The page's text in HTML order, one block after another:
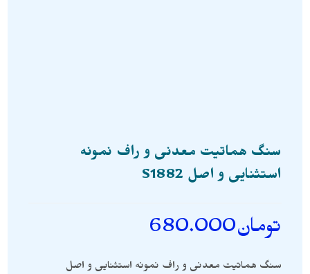
سنگ هماتیت معدنی و راف نمونه
استثنایی و اصل S1882
تومان680.000
سنگ هماتیت معدنی و راف نمونه استثنایی و اصل